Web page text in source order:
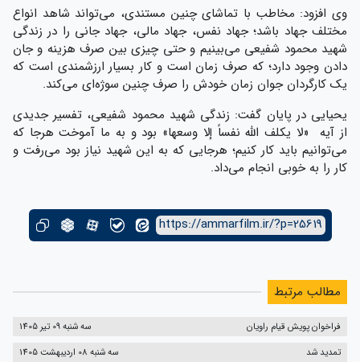
وی افزود: مخاطب با تماشای چنین مستندی، می‌تواند شاهد انواع
مختلف جهاد باشد؛ جهاد نفس، جهاد مالی، جهاد جانی را در زندگی
شهید محمود شفیعی می‌بینیم و حتی چیزی بین صرف هزینه و جان
دادن وجود دارد؛ که صرف زمان است و کار بسیار ارزشمندی است که
یک کارگردان جوان زمان خودش را صرف چنین سوژه‌ای می‌کند.
یحیایی در پایان گفت: زندگی شهید محمود شفیعی، تفسیر جدیدی
از آیه «لا یکلف الله نفساً إلا وسعها» بود و به ما آموخت هرجا که
می‌توانیم باید کار کنیم؛ هرجایی که به این شهید نیاز بود می‌رفت و
کار را به خوبی انجام می‌داد.
https://ammarfilm.ir/?p=25619
مطالب مرتبط
فراخوان پویش قیام راویان
سه شنبه 09 تیر 1405
تمدید شد
سه شنبه 08 اردیبهشت 1405